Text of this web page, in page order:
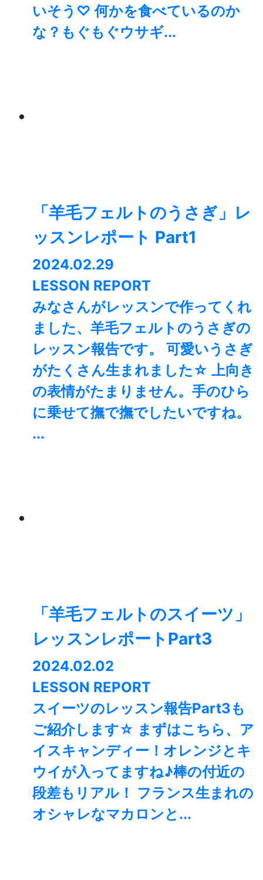
いそう♡ 何かを食べているのか
な？もぐもぐウサギ...
「羊毛フェルトのうさぎ」レ
ッスンレポート Part1
2024.02.29
LESSON REPORT
みなさんがレッスンで作ってくれ
ました、羊毛フェルトのうさぎの
レッスン報告です。 可愛いうさぎ
がたくさん生まれました☆ 上向き
の表情がたまりません。手のひら
に乗せて撫で撫でしたいですね。
...
「羊毛フェルトのスイーツ」
レッスンレポートPart3
2024.02.02
LESSON REPORT
スイーツのレッスン報告Part3も
ご紹介します☆ まずはこちら、ア
イスキャンディー！オレンジとキ
ウイが入ってますね♪棒の付近の
段差もリアル！ フランス生まれの
オシャレなマカロンと...